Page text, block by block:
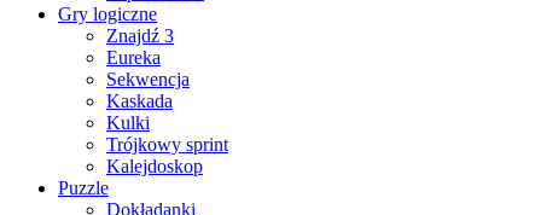
Gry logiczne
Znajdź 3
Eureka
Sekwencja
Kaskada
Kulki
Trójkowy sprint
Kalejdoskop
Puzzle
Dokładanki